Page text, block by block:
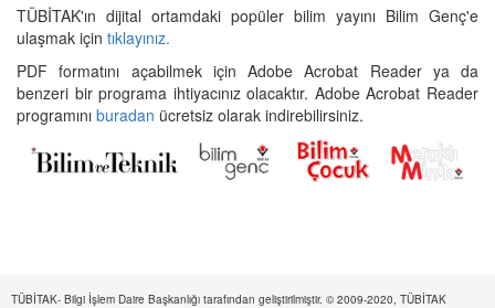
TÜBİTAK'ın dijital ortamdaki popüler bilim yayını Bilim Genç'e
ulaşmak için tıklayınız.
PDF formatını açabilmek için Adobe Acrobat Reader ya da
benzeri bir programa ihtiyacınız olacaktır. Adobe Acrobat Reader
programını buradan ücretsiz olarak indirebilirsiniz.
TÜBİTAK- Bilgi İşlem Daire Başkanlığı tarafından geliştirilmiştir. © 2009-2020, TÜBİTAK